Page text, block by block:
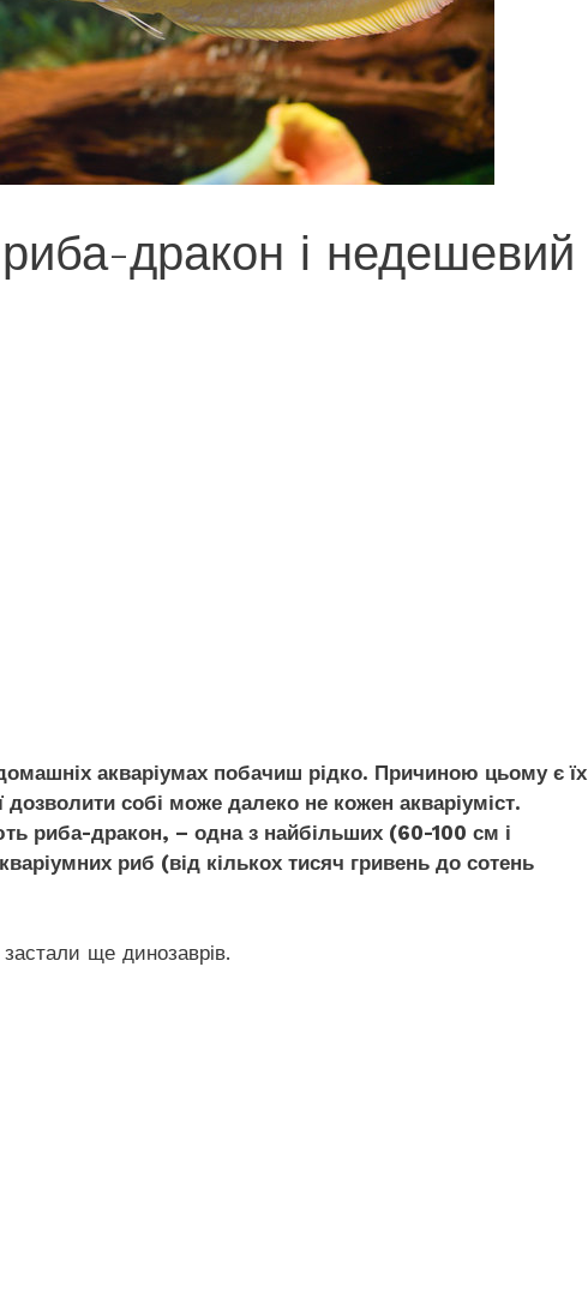
дракон і недешевий
акваріумах побачиш рідко. Причиною цьому є їх
дозволити собі може далеко не кожен акваріуміст.
риба-дракон, – одна з найбільших (60-100 см і
риб (від кількох тисяч гривень до сотень
ще динозаврів.